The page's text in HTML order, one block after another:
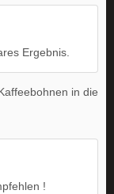
Ergebnis.
in die
!